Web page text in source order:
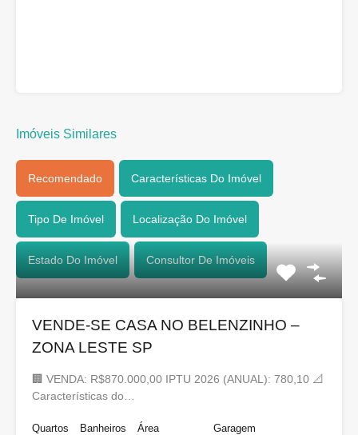
Imóveis Similares
Recomendado Características Do Imóvel
Tipo De Imóvel Localização Do Imóvel
Estado Do Imóvel Consultor De Imóveis
VENDE-SE CASA NO BELENZINHO –
ZONA LESTE SP
🏢 VENDA: R$870.000,00 IPTU 2026 (ANUAL): 780,10 📐
Características do…
Quartos
Banheiros
Área
Garagem